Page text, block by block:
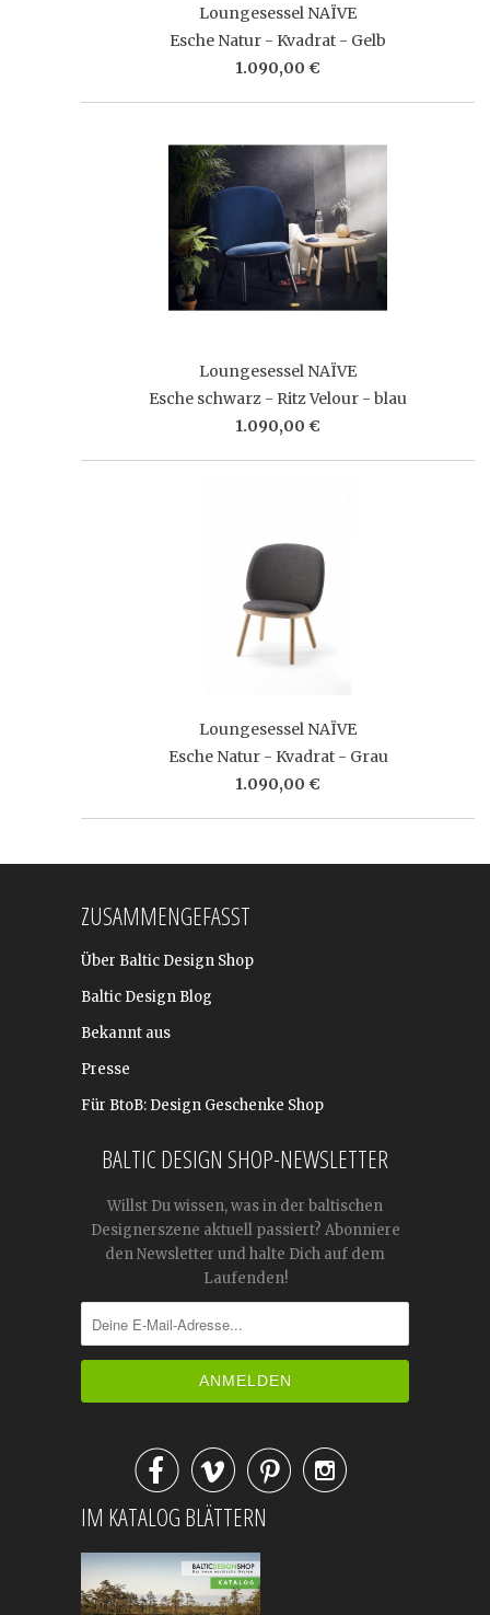
Loungesessel NAÏVE
Esche Natur - Kvadrat - Gelb
1.090,00 €
Loungesessel NAÏVE
Esche schwarz - Ritz Velour - blau
1.090,00 €
Loungesessel NAÏVE
Esche Natur - Kvadrat - Grau
1.090,00 €
ZUSAMMENGEFASST
Über Baltic Design Shop
Baltic Design Blog
Bekannt aus
Presse
Für BtoB: Design Geschenke Shop
BALTIC DESIGN SHOP-NEWSLETTER
Willst Du wissen, was in der baltischen
Designerszene aktuell passiert? Abonniere
den Newsletter und halte Dich auf dem
Laufenden!

IM KATALOG BLÄTTERN